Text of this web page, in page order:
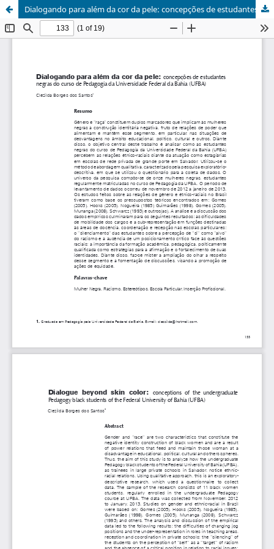
Dialogando para além da cor da pele: concepções de estudantes negras do curso de Pedagogia da Universidade Federal da Bahia